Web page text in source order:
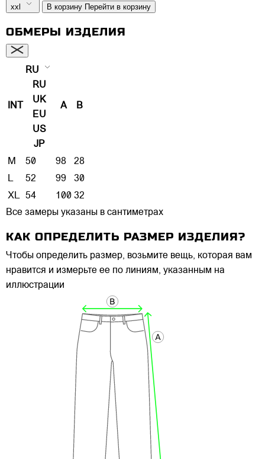
xxl В корзину Перейти в корзину
ОБМЕРЫ ИЗДЕЛИЯ
INT
RU
RU
UK
EU
US
JP
A B
M 50 98
28
L
52 99
30
XL 54 100 32
Все замеры указаны в сантиметрах
КАК ОПРЕДЕЛИТЬ РАЗМЕР ИЗДЕЛИЯ?
Чтобы определить размер, возьмите вещь, которая вам
нравится и измерьте ее по линиям, указанным на
иллюстрации